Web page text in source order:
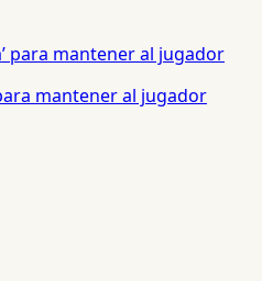
mantener al jugador